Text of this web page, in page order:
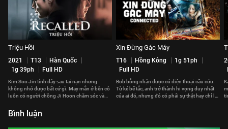
Triệu Hồi
2021 T13
Hàn Quốc
1g 39ph
Full HD
Kim Soo Jin tỉnh dậy sau tai nạn nhưng
không nhớ được bất cứ gì. May mắn ở bên cô
luôn có người chồng Ji Hoon chăm sóc và
Xin Đừng Gác Máy
T16 Hồng Kông
1g 51ph
Full HD
Bob bỗng nhận được cú điện thoại cầu cứu.
Từ kẻ bế tắc, anh trở thành hi vọng duy nhất
của ai đó, nhưng đó có phải sự thật hay chỉ là
Bình luận